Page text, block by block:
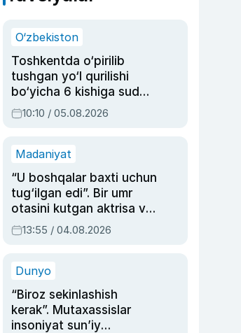
O‘zbekiston
Toshkentda o‘pirilib
tushgan yo‘l qurilishi
bo‘yicha 6 kishiga sud
hukmi o‘qildi
10:10 / 05.08.2026
Madaniyat
“U boshqalar baxti uchun
tug‘ilgan edi”. Bir umr
otasini kutgan aktrisa va
dublyaj ustasi Rimma
Ahmedovaning
13:55 / 04.08.2026
Dunyo
“Biroz sekinlashish
kerak”. Mutaxassislar
insoniyat sun’iy